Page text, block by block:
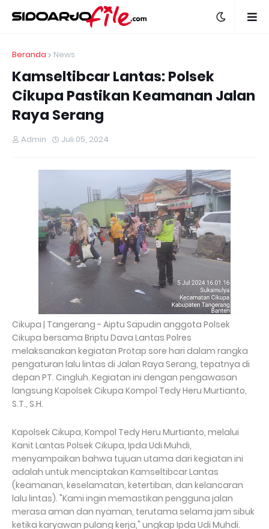
Beranda News
Kamseltibcar Lantas: Polsek
Cikupa Pastikan Keamanan Jalan
Raya Serang
Admin Juli 05, 2024
Cikupa | Tangerang - Aiptu Sapudin anggota Polsek
Cikupa bersama Briptu Dava Lantas Polres
melaksanakan kegiatan Protap sore hari dalam rangka
pengaturan lalu lintas di Jalan Raya Serang, tepatnya di
depan PT. Cingluh. Kegiatan ini dengan pengawasan
langsung Kapolsek Cikupa Kompol Tedy Heru Murtianto,
S.T., S.H.
Kapolsek Cikupa, Kompol Tedy Heru Murtianto, melalui
Kanit Lantas Polsek Cikupa, Ipda Udi Muhdi,
menyampaikan bahwa tujuan utama dari kegiatan ini
adalah untuk menciptakan Kamseltibcar Lantas
(keamanan, keselamatan, ketertiban, dan kelancaran
lalu lintas). "Kami ingin memastikan pengguna jalan
merasa aman dan nyaman, terutama selama jam sibuk
ketika karyawan pulang kerja," ungkap Ipda Udi Muhdi.